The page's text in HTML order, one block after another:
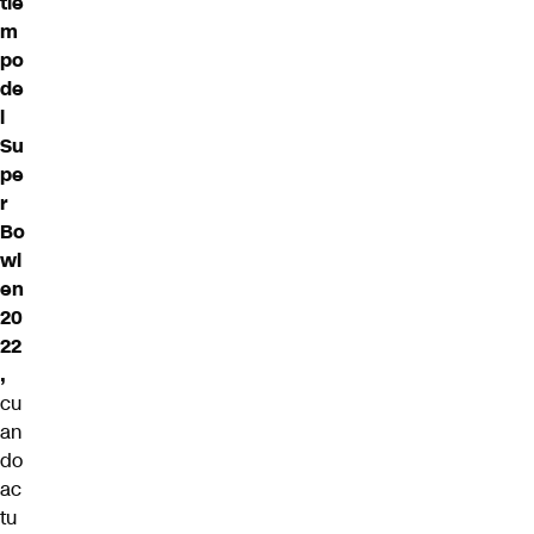
m
po
de
l
Su
pe
r
Bo
wl
en
20
22
,
cu
an
do
ac
tu